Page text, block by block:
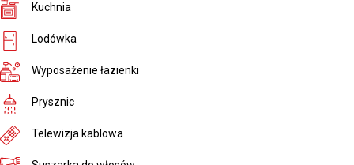
Kuchnia
Lodówka
Wyposażenie łazienki
Prysznic
Telewizja kablowa